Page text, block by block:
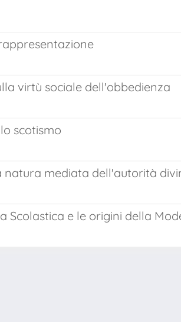
virtù sociale dell'obbedienza
scotismo
natura mediata dell'autorità
Scolastica e le origini della